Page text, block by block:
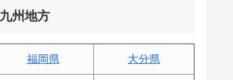
九州地方
福岡県 大分県